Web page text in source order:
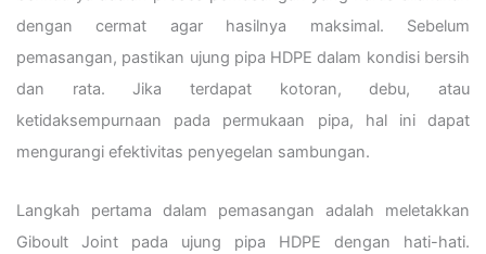
dengan cermat agar hasilnya maksimal. Sebelum
pemasangan, pastikan ujung pipa HDPE dalam kondisi bersih
dan rata. Jika terdapat kotoran, debu, atau
ketidaksempurnaan pada permukaan pipa, hal ini dapat
mengurangi efektivitas penyegelan sambungan.
Langkah pertama dalam pemasangan adalah meletakkan
Giboult Joint pada ujung pipa HDPE dengan hati-hati.